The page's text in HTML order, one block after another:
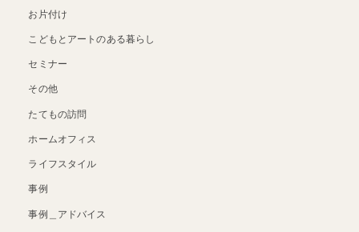
お片付け
こどもとアートのある暮らし
セミナー
その他
たてもの訪問
ホームオフィス
ライフスタイル
事例
事例＿アドバイス